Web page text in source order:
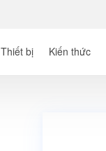
Thiết bị Kiến thức